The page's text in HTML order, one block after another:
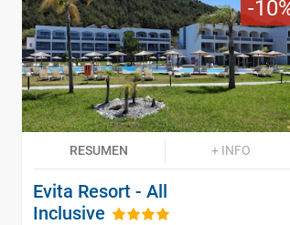
10
RESUMEN + INFO
Evita Resort - All
Inclusive